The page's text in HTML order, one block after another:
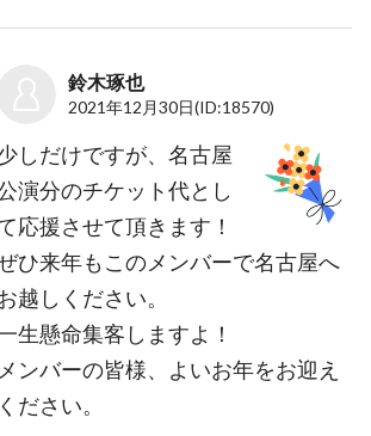
鈴木琢也
2021年12月30日(ID:18570)
しだけですが、名古屋
演分のチケット代とし
応援させて頂きます！
ひ来年もこのメンバーで名古屋へ
越しください。
生懸命集客しますよ！
メンバーの皆様、よいお年をお迎え
ください。